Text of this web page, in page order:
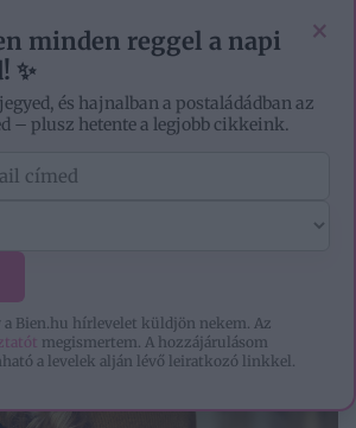
×
minden reggel a napi
✨
és hajnalban a postaládádban az
– plusz hetente a legjobb cikkeink.
Bien.hu hírlevelet küldjön nekem. Az
megismertem. A hozzájárulásom
a levelek alján lévő leiratkozó linkkel.